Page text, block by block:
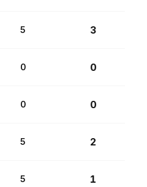
5 3
0 0
0 0
5 2
5 1